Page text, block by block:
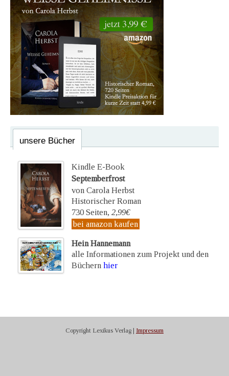
unsere Bücher
Kindle E-Book
Septemberfrost
von Carola Herbst
Historischer Roman
730 Seiten, 2,99€
bei amazon kaufen
Hein Hannemann
alle Informationen zum Projekt und den
Büchern hier
Copyright Lexikus Verlag | Impressum